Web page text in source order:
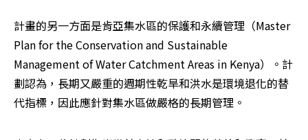
計畫的另一方面是肯亞集水區的保護和永續管理（Master
Plan for the Conservation and Sustainable
Management of Water Catchment Areas in Kenya）。計
劃認為，長期又嚴重的週期性乾旱和洪水是環境退化的替
代指標，因此應針對集水區做嚴格的長期管理。